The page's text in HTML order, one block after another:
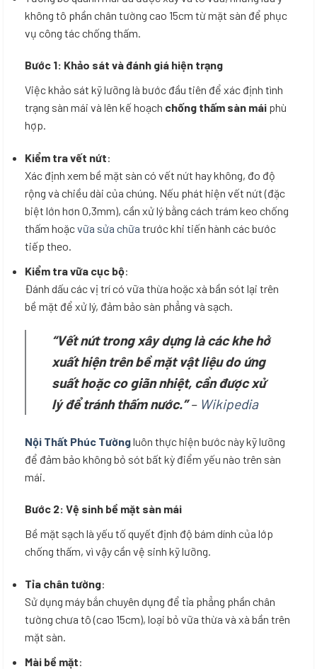
không tô phần chân tường cao 15cm từ mặt sàn để phục
vụ công tác chống thấm.
Bước 1: Khảo sát và đánh giá hiện trạng
Việc khảo sát kỹ lưỡng là bước đầu tiên để xác định tình
trạng sàn mái và lên kế hoạch chống thấm sàn mái phù
hợp.
Kiểm tra vết nứt:
Xác định xem bề mặt sàn có vết nứt hay không, đo độ
rộng và chiều dài của chúng. Nếu phát hiện vết nứt (đặc
biệt lớn hơn 0,3mm), cần xử lý bằng cách trám keo chống
thấm hoặcvữa sửa chữa trước khi tiến hành các bước
tiếp theo.
Kiểm tra vữa cục bộ:
Đánh dấu các vị trí có vữa thừa hoặc xà bần sót lại trên
bề mặt để xử lý, đảm bảo sàn phẳng và sạch.
“Vết nứt trong xây dựng là các khe hở
xuất hiện trên bề mặt vật liệu do ứng
suất hoặc co giãn nhiệt, cần được xử
lý để tránh thấm nước.”– Wikipedia
Nội Thất Phúc Tườngluôn thực hiện bước này kỹ lưỡng
để đảm bảo không bỏ sót bất kỳ điểm yếu nào trên sàn
mái.
Bước 2: Vệ sinh bề mặt sàn mái
Bề mặt sạch là yếu tố quyết định độ bám dính của lớp
chống thấm, vì vậy cần vệ sinh kỹ lưỡng.
Tỉa chân tường:
Sử dụng máy bắn chuyên dụng để tỉa phẳng phần chân
tường chưa tô (cao 15cm), loại bỏ vữa thừa và xà bần trên
mặt sàn.
Mài bề mặt: